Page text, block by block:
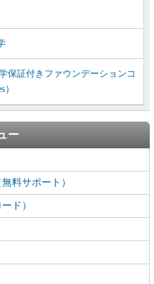
保証付きファウンデーションコ
ー
料サポート）
ド）